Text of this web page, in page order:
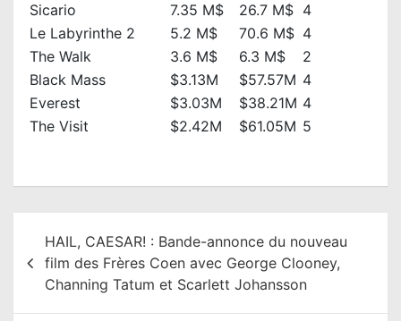
Sicario
7.35 M$ 26.7 M$ 4
Le Labyrinthe 2
5.2 M$ 70.6 M$ 4
The Walk
3.6 M$ 6.3 M$
2
Black Mass
$3.13M $57.57M 4
Everest
$3.03M $38.21M 4
The Visit
$2.42M $61.05M 5
i
HAIL, CAESAR! : Bande-annonce du nouveau
film des Frères Coen avec George Clooney,
Channing Tatum et Scarlett Johansson